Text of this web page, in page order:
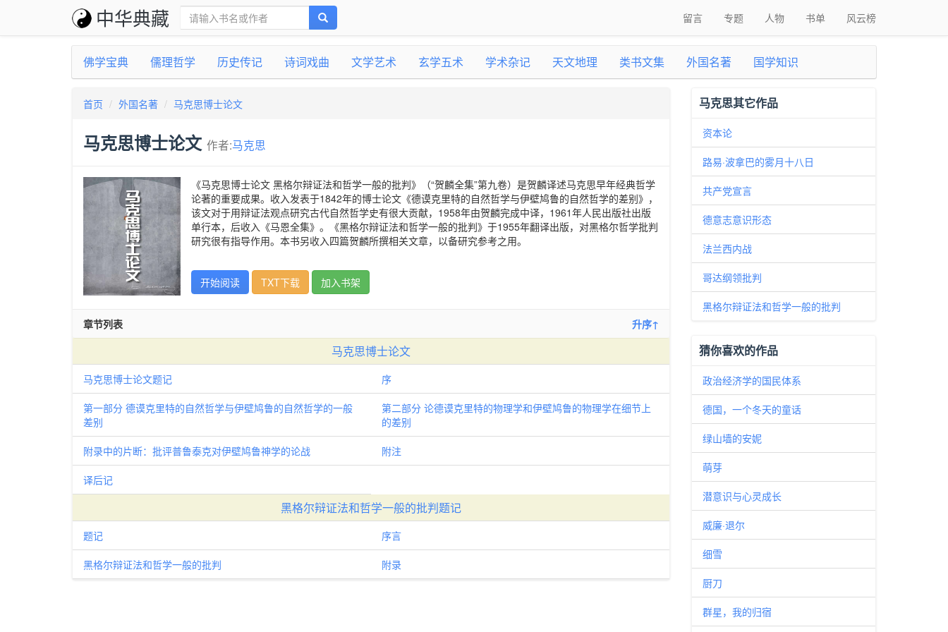
中华典藏 留言 专题 人物 书单 风云榜
佛学宝典 儒理哲学 历史传记 诗词戏曲 文学艺术 玄学五术 学术杂记 天文地理 类书文集 外国名著 国学知识
首页 外国名著 马克思博士论文
马克思博士论文 作者:马克思
《马克思博士论文 黑格尔辩证法和哲学一般的批判》（“贺麟全集”第九卷）是贺麟译述马克思早年经典哲学
论著的重要成果。收入发表于1842年的博士论文《德谟克里特的自然哲学与伊壁鸠鲁的自然哲学的差别》，
该文对于用辩证法观点研究古代自然哲学史有很大贡献，1958年由贺麟完成中译，1961年人民出版社出版
单行本，后收入《马恩全集》。《黑格尔辩证法和哲学一般的批判》于1955年翻译出版，对黑格尔哲学批判
研究很有指导作用。本书另收入四篇贺麟所撰相关文章，以备研究参考之用。
开始阅读 TXT下载 加入书架
章节列表 升序↑
马克思博士论文
马克思博士论文题记 序
第一部分 德谟克里特的自然哲学与伊壁鸠鲁的自然哲学的一般
差别
第二部分 论德谟克里特的物理学和伊壁鸠鲁的物理学在细节上
的差别
附录中的片断：批评普鲁泰克对伊壁鸠鲁神学的论战 附注
译后记
黑格尔辩证法和哲学一般的批判题记
题记 序言
黑格尔辩证法和哲学一般的批判 附录
马克思其它作品
资本论
路易·波拿巴的雾月十八日
共产党宣言
德意志意识形态
法兰西内战
哥达纲领批判
黑格尔辩证法和哲学一般的批判
猜你喜欢的作品
政治经济学的国民体系
德国，一个冬天的童话
绿山墙的安妮
萌芽
潜意识与心灵成长
威廉·退尔
细雪
厨刀
群星，我的归宿